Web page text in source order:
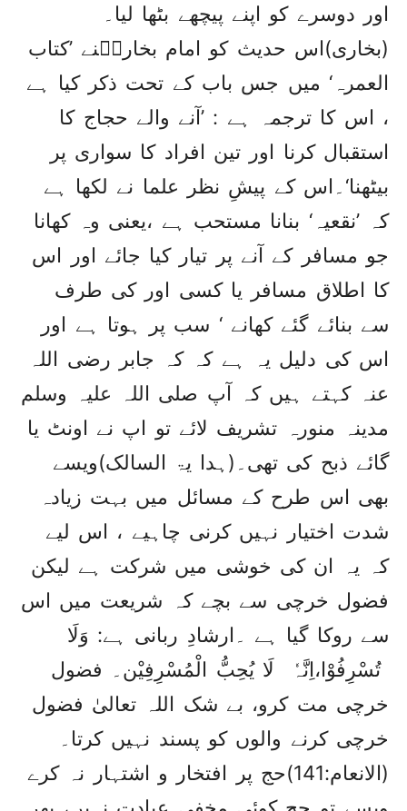
اور دوسرے کو اپنے پیچھے بٹھا لیا۔
(بخاری)اس حدیث کو امام بخاریؒنے ’کتاب
العمرہ‘ میں جس باب کے تحت ذکر کیا ہے
، اس کا ترجمہ ہے : ’آنے والے حجاج کا
استقبال کرنا اور تین افراد کا سواری پر
بیٹھنا‘۔اس کے پیشِ نظر علما نے لکھا ہے
کہ ’نقعیہ‘ بنانا مستحب ہے ،یعنی وہ کھانا
جو مسافر کے آنے پر تیار کیا جائے اور اس
کا اطلاق مسافر یا کسی اور کی طرف
سے بنائے گئے کھانے ‘ سب پر ہوتا ہے اور
اس کی دلیل یہ ہے کہ کہ جابر رضی اللہ
عنہ کہتے ہیں کہ آپ صلی اللہ علیہ وسلم
مدینہ منورہ تشریف لائے تو اپ نے اونٹ یا
گائے ذبح کی تھی۔(ہدا یۃ السالک)ویسے
بھی اس طرح کے مسائل میں بہت زیادہ
شدت اختیار نہیں کرنی چاہیے ، اس لیے
کہ یہ ان کی خوشی میں شرکت ہے لیکن
فضول خرچی سے بچے کہ شریعت میں اس
سے روکا گیا ہے ۔ارشادِ ربانی ہے: وَلَا
تُسْرِفُوْا،اِنَّہٗ لَا یُحِبُّ الْمُسْرِفِیْن۔ فضول
خرچی مت کرو، بے شک اللہ تعالیٰ فضول
خرچی کرنے والوں کو پسند نہیں کرتا۔
(الانعام:141)حج پر افتخار و اشتہار نہ کرے